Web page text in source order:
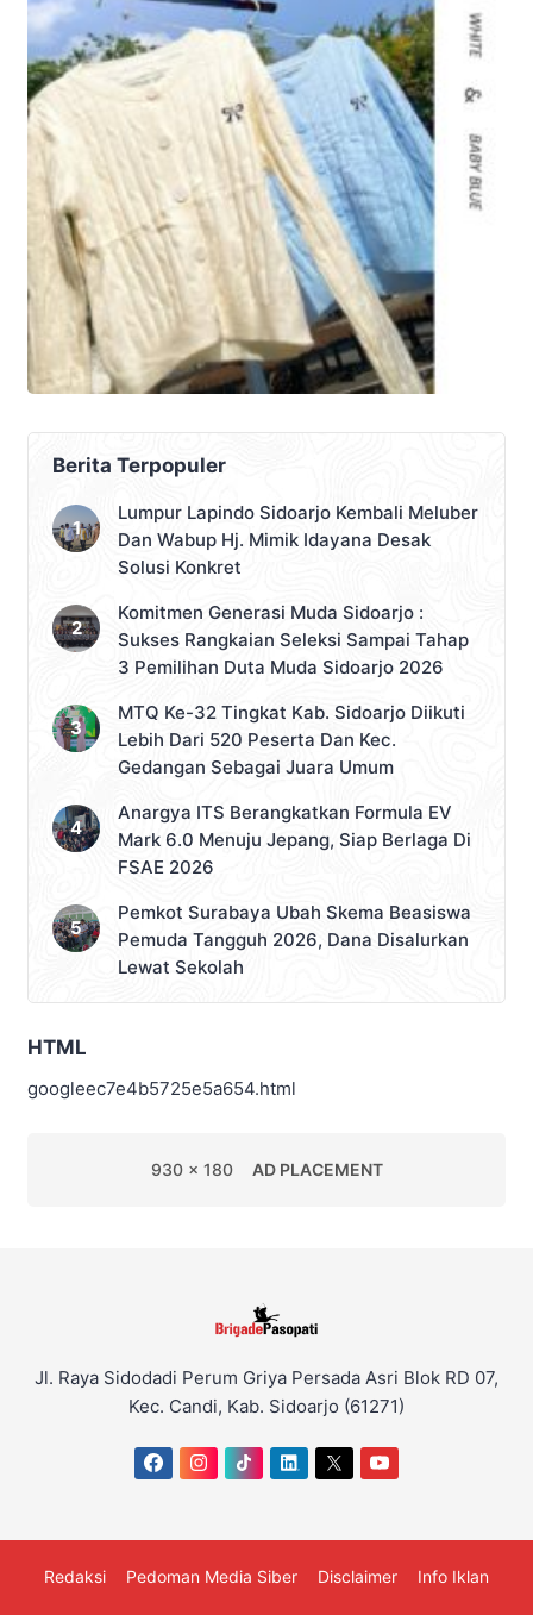
Berita Terpopuler
Lumpur Lapindo Sidoarjo Kembali Meluber
Dan Wabup Hj. Mimik Idayana Desak
Solusi Konkret
Komitmen Generasi Muda Sidoarjo :
Sukses Rangkaian Seleksi Sampai Tahap
3 Pemilihan Duta Muda Sidoarjo 2026
MTQ Ke-32 Tingkat Kab. Sidoarjo Diikuti
Lebih Dari 520 Peserta Dan Kec.
Gedangan Sebagai Juara Umum
Anargya ITS Berangkatkan Formula EV
Mark 6.0 Menuju Jepang, Siap Berlaga Di
FSAE 2026
Pemkot Surabaya Ubah Skema Beasiswa
Pemuda Tangguh 2026, Dana Disalurkan
Lewat Sekolah
HTML
googleec7e4b5725e5a654.html
930 x 180 AD PLACEMENT
Jl. Raya Sidodadi Perum Griya Persada Asri Blok RD 07,
Kec. Candi, Kab. Sidoarjo (61271)
Redaksi Pedoman Media Siber Disclaimer Info Iklan